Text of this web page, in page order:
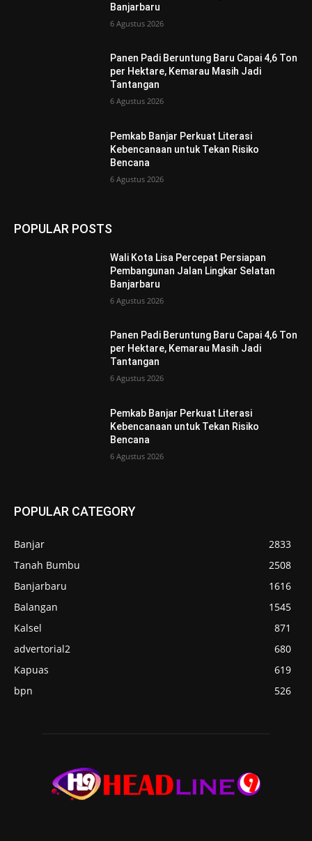
Banjarbaru
6 Agustus 2026
Panen Padi Beruntung Baru Capai 4,6 Ton
per Hektare, Kemarau Masih Jadi
Tantangan
6 Agustus 2026
Pemkab Banjar Perkuat Literasi
Kebencanaan untuk Tekan Risiko
Bencana
6 Agustus 2026
POPULAR POSTS
Wali Kota Lisa Percepat Persiapan
Pembangunan Jalan Lingkar Selatan
Banjarbaru
6 Agustus 2026
Panen Padi Beruntung Baru Capai 4,6 Ton
per Hektare, Kemarau Masih Jadi
Tantangan
6 Agustus 2026
Pemkab Banjar Perkuat Literasi
Kebencanaan untuk Tekan Risiko
Bencana
6 Agustus 2026
POPULAR CATEGORY
Banjar
2833
Tanah Bumbu
2508
Banjarbaru
1616
Balangan
1545
Kalsel
871
advertorial2
680
Kapuas
619
bpn
526